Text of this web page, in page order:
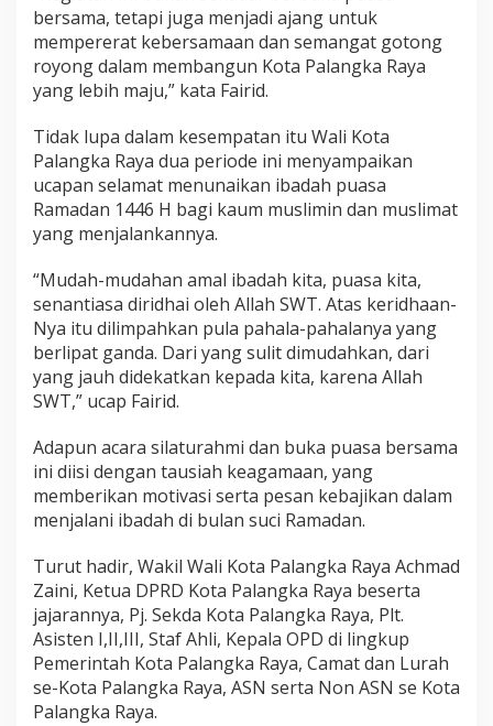
bersama, tetapi juga menjadi ajang untuk
mempererat kebersamaan dan semangat gotong
royong dalam membangun Kota Palangka Raya
yang lebih maju,” kata Fairid.
Tidak lupa dalam kesempatan itu Wali Kota
Palangka Raya dua periode ini menyampaikan
ucapan selamat menunaikan ibadah puasa
Ramadan 1446 H bagi kaum muslimin dan muslimat
yang menjalankannya.
“Mudah-mudahan amal ibadah kita, puasa kita,
senantiasa diridhai oleh Allah SWT. Atas keridhaan-
Nya itu dilimpahkan pula pahala-pahalanya yang
berlipat ganda. Dari yang sulit dimudahkan, dari
yang jauh didekatkan kepada kita, karena Allah
SWT,” ucap Fairid.
Adapun acara silaturahmi dan buka puasa bersama
ini diisi dengan tausiah keagamaan, yang
memberikan motivasi serta pesan kebajikan dalam
menjalani ibadah di bulan suci Ramadan.
Turut hadir, Wakil Wali Kota Palangka Raya Achmad
Zaini, Ketua DPRD Kota Palangka Raya beserta
jajarannya, Pj. Sekda Kota Palangka Raya, Plt.
Asisten I,II,III, Staf Ahli, Kepala OPD di lingkup
Pemerintah Kota Palangka Raya, Camat dan Lurah
se-Kota Palangka Raya, ASN serta Non ASN se Kota
Palangka Raya.